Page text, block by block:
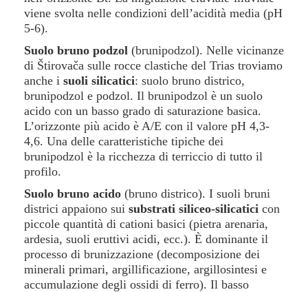
viene svolta nelle condizioni dell’acidità media (pH
5-6).
Suolo bruno podzol (brunipodzol). Nelle vicinanze
di Štirovača sulle rocce clastiche del Trias troviamo
anche i suoli silicatici: suolo bruno districo,
brunipodzol e podzol. Il brunipodzol è un suolo
acido con un basso grado di saturazione basica.
L’orizzonte più acido è A/E con il valore pH 4,3-
4,6. Una delle caratteristiche tipiche dei
brunipodzol è la ricchezza di terriccio di tutto il
profilo.
Suolo bruno acido (bruno districo). I suoli bruni
districi appaiono sui substrati siliceo-silicatici con
piccole quantità di cationi basici (pietra arenaria,
ardesia, suoli eruttivi acidi, ecc.). È dominante il
processo di brunizzazione (decomposizione dei
minerali primari, argillificazione, argillosintesi e
accumulazione degli ossidi di ferro). Il basso